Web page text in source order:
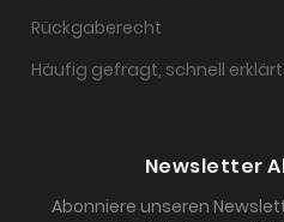
Rückgaberecht
Häufig gefragt, schnell erklärt
Newsletter
Abonniere unseren